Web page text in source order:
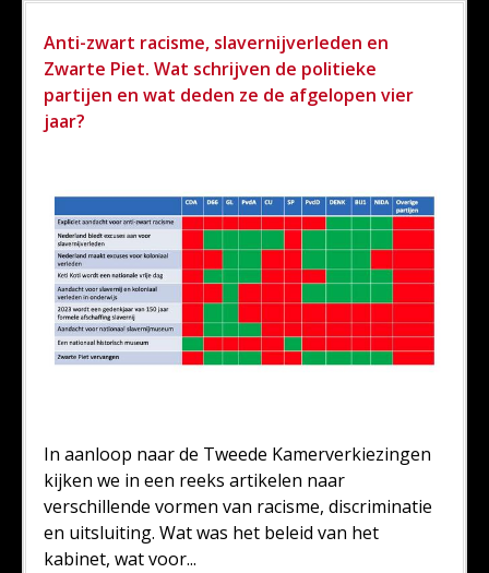
Anti-zwart racisme, slavernijverleden en
Zwarte Piet. Wat schrijven de politieke
partijen en wat deden ze de afgelopen vier
jaar?
In aanloop naar de Tweede Kamerverkiezingen
kijken we in een reeks artikelen naar
verschillende vormen van racisme, discriminatie
en uitsluiting. Wat was het beleid van het
kabinet, wat voor...